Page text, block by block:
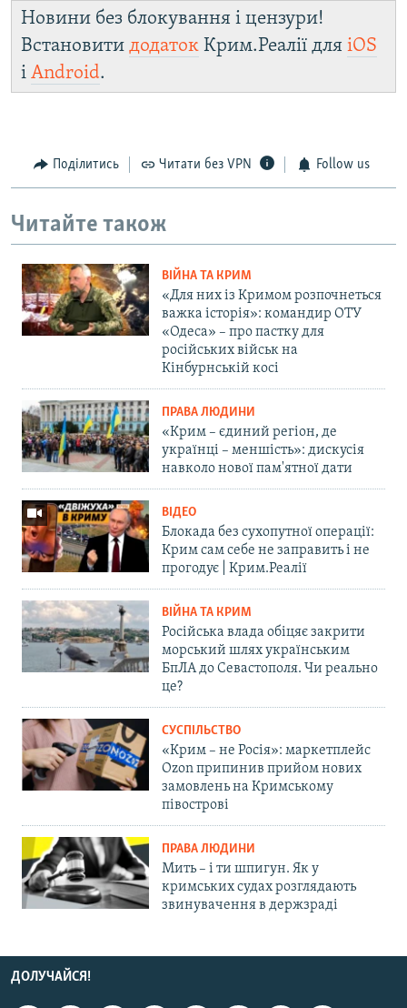
Новини без блокування і цензури!
Встановити додаток Крим.Реалії для iOS
і Android.
Поділитись Читати без VPN Follow us
Читайте також
ВІЙНА ТА КРИМ
«Для них із Кримом розпочнеться
важка історія»: командир ОТУ
«Одеса» – про пастку для
російських військ на
Кінбурнській косі
ПРАВА ЛЮДИНИ
«Крим – єдиний регіон, де
українці – меншість»: дискусія
навколо нової пам'ятної дати
ВІДЕО
Блокада без сухопутної операції:
Крим сам себе не заправить і не
прогодує | Крим.Реалії
ВІЙНА ТА КРИМ
Російська влада обіцяє закрити
морський шлях українським
БпЛА до Севастополя. Чи реально
це?
СУСПІЛЬСТВО
«Крим – не Росія»: маркетплейс
Ozon припинив прийом нових
замовлень на Кримському
півострові
ПРАВА ЛЮДИНИ
Мить – і ти шпигун. Як у
кримських судах розглядають
звинувачення в держзраді
ДОЛУЧАЙСЯ!